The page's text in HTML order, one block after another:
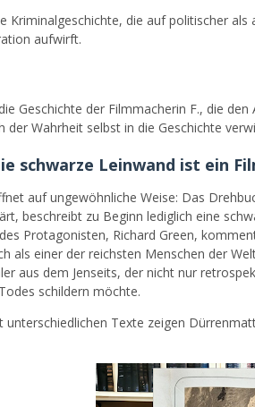
Kriminalgeschichte, die auf politischer
aufwirft.
Geschichte der Filmmacherin F., die
der Wahrheit selbst in die Geschichte
schwarze Leinwand ist ein
auf ungewöhnliche Weise: Das
beschreibt zu Beginn lediglich eine
Protagonisten, Richard Green,
als einer der reichsten Menschen der
aus dem Jenseits, der nicht nur
schildern möchte.
unterschiedlichen Texte zeigen